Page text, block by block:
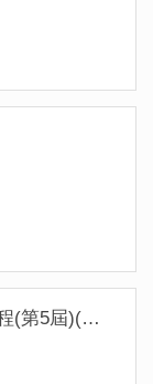
「動機式訪談」輔導技巧應用證書課程(第5屆)(日間課程)